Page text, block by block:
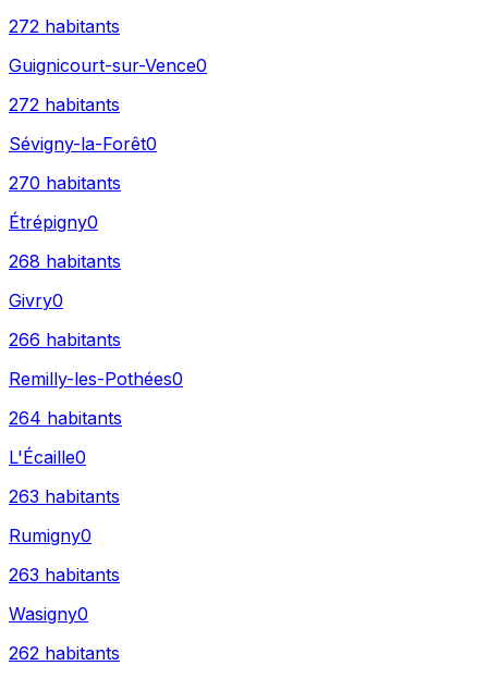
272 habitants
Guignicourt-sur-Vence0
272 habitants
Sévigny-la-Forêt0
270 habitants
Étrépigny0
268 habitants
Givry0
266 habitants
Remilly-les-Pothées0
264 habitants
L'Écaille0
263 habitants
Rumigny0
263 habitants
Wasigny0
262 habitants